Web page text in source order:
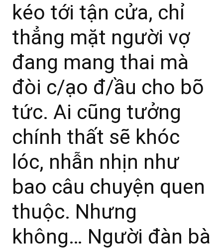
kéo tới tận cửa, chỉ
thẳng mặt người vợ
đang mang thai mà
đòi c/ạo đ/ầu cho bõ
tức. Ai cũng tưởng
chính thất sẽ khóc
lóc, nhẫn nhịn như
bao câu chuyện quen
thuộc. Nhưng
không… Người đàn bà